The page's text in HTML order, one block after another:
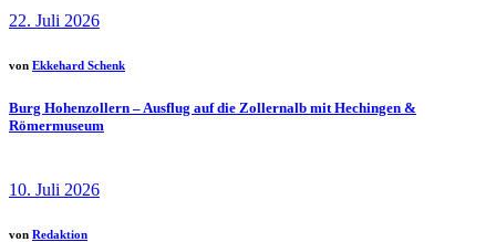
22. Juli 2026
von Ekkehard Schenk
Burg Hohenzollern – Ausflug auf die Zollernalb mit Hechingen &
Römermuseum
10. Juli 2026
von Redaktion